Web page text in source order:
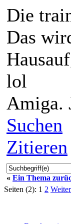
Die
Das
lol
Amiga.
Suchen
Zitieren
« Ein Thema
Seiten (2): 1 2